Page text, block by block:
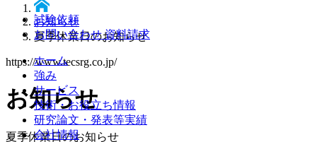
試験依頼
お問い合わせ 資料請求
ホーム
強み
サービス
技術・お役立ち情報
研究論文・発表等実績
会社情報
お知らせ
夏季休業日のお知らせ
https://www.tecsrg.co.jp/
お知らせ
夏季休業日のお知らせ